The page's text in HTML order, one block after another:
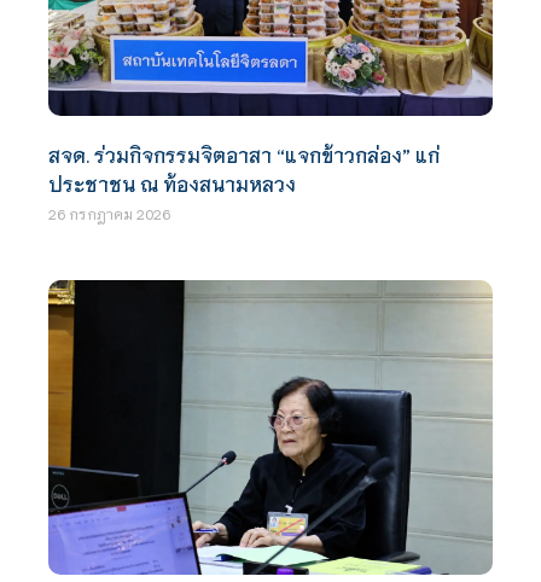
สจด. ร่วมกิจกรรมจิตอาสา “แจกข้าวกล่อง” แก่
ประชาชน ณ ท้องสนามหลวง
26 กรกฎาคม 2026